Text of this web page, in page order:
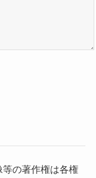
の著作権は各権